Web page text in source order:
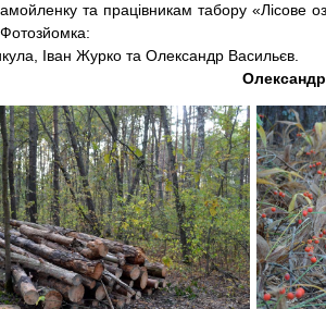
та працівникам табору «Лісове
Іван Журко та Олександр Васильєв.